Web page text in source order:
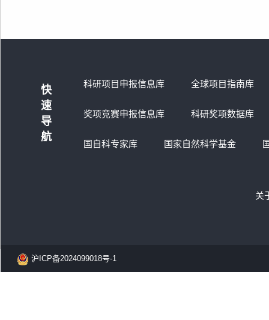
快
速
导
航
科研项目申报信息库 全球项目指南库
奖项竞赛申报信息库 科研奖项数据库
国自科专家库 国家自然科学基金
关
沪ICP备2024099018号-1